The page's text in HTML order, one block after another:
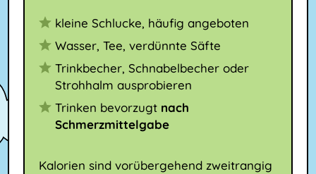
kleine Schlucke, häufig angeboten
Wasser, Tee, verdünnte Säfte
Trinkbecher, Schnabelbecher oder
Strohhalm ausprobieren
Trinken bevorzugt nach
Schmerzmittelgabe
Kalorien sind vorübergehend zweitrangig